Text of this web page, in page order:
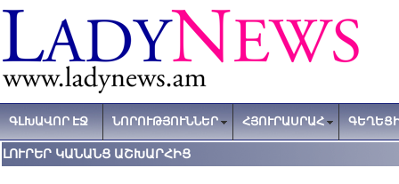
ԳԼԽԱՎՈՐ ԷՋ ՆՈՐՈՒԹՅՈՒՆՆԵՐ ՀՅՈՒՐԱՍՐԱՀ
ԼՈՒՐԵՐ ԿԱՆԱՆՑ ԱՇԽԱՐՀԻՑ